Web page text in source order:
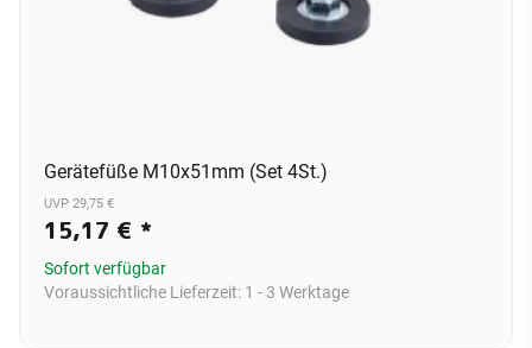
Gerätefüße M10x51mm (Set 4St.)
UVP 29,75 €
15,17 € *
Sofort verfügbar
Voraussichtliche Lieferzeit: 1 - 3 Werktage